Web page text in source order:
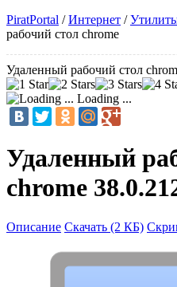
PiratPortal /Интернет /
рабочий стол chrome
Удаленный рабочий стол
Loading ...
Удаленный
chrome
Описание Скачать (2 КБ)